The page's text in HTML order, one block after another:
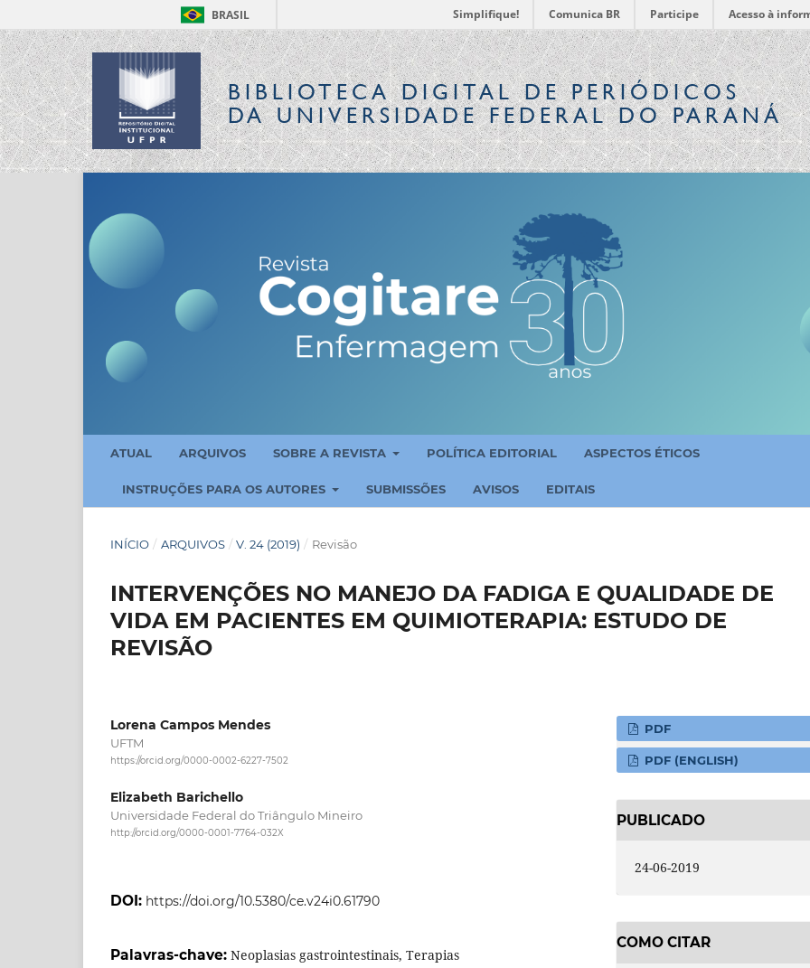
BRASIL Simplifique! Comunica BR Participe Acesso à
BIBLIOTECA DIGITALDE PERIÓDICOS
DA UNIVERSIDADE FEDERAL DO PARANÁ
ATUAL ARQUIVOS SOBRE A REVISTA POLÍTICA EDITORIAL ASPECTOS ÉTICOS
INSTRUÇÕES PARA OS AUTORES SUBMISSÕES AVISOS EDITAIS
INÍCIO / ARQUIVOS / V. 24 (2019) / Revisão
INTERVENÇÕES NO MANEJO DA FADIGA E QUALIDADE DE
VIDA EM PACIENTES EM QUIMIOTERAPIA: ESTUDO DE
REVISÃO
Lorena Campos Mendes
UFTM
https://orcid.org/0000-0002-6227-7502
Elizabeth Barichello
Universidade Federal do Triângulo Mineiro
http://orcid.org/0000-0001-7764-032X
DOI: https://doi.org/10.5380/ce.v24i0.61790
Palavras-chave: Neoplasias gastrointestinais, Terapias
PDF
PDF (ENGLISH)
PUBLICADO
24-06-2019
COMO CITAR